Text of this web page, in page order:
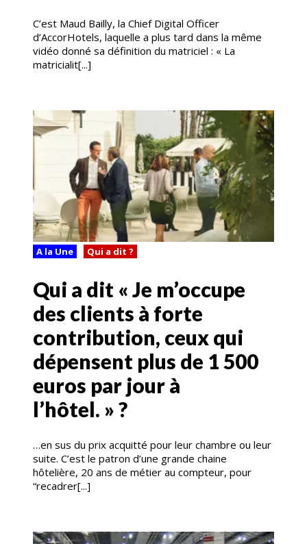
C’est Maud Bailly, la Chief Digital Officer
d’AccorHotels, laquelle a plus tard dans la même
vidéo donné sa définition du matriciel : « La
matricialit[...]
A la Une Qui a dit ?
Qui a dit « Je m’occupe
des clients à forte
contribution, ceux qui
dépensent plus de 1 500
euros par jour à
l’hôtel. » ?
…en sus du prix acquitté pour leur chambre ou leur
suite. C’est le patron d’une grande chaine
hôtelière, 20 ans de métier au compteur, pour
“recadrer[...]